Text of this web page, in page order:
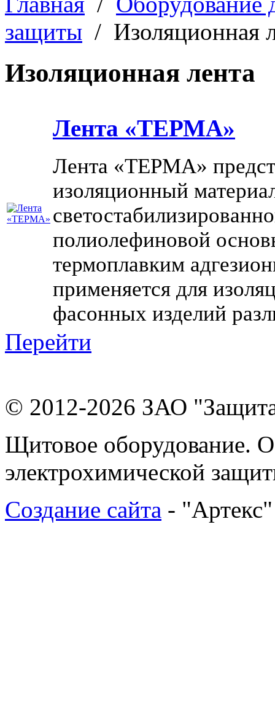
защиты / Изоляционная
Изоляционная лента
Лента «ТЕРМА»
Лента «ТЕРМА»
изоляционный
полиолефиновой
термоплавким
применяется для
фасонных изделий
Перейти
© 2012-2026 ЗАО
Щитовое оборудование.
электрохимической
Создание сайта - "Артекс"